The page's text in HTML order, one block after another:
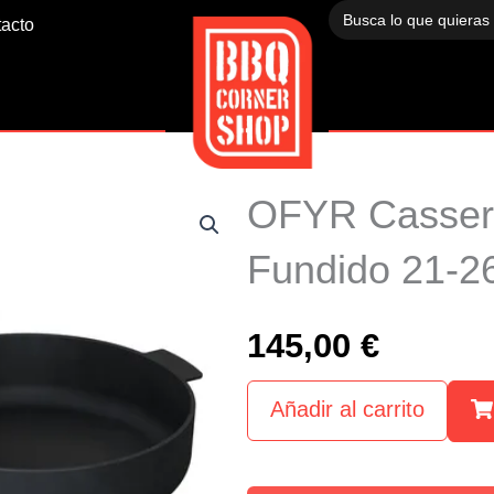
Buscar:
OFYR
Fundido 21-
145,00 €
Añadir al carrito